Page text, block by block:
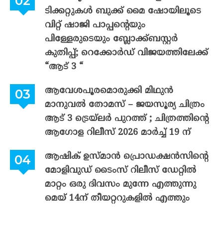
ടിക്കറ്റുകൾ ബുക്ക് മൈ ഷോയിലൂടെ
വിറ്റ് ഷാജി പാപ്പന്റെയും
പിള്ളേരുടെയും ബ്ലോക്ക്ബസ്റ്റർ
കുതിപ്പ്; റെക്കോർഡ് വിജയത്തിലേക്ക്
“ആട് 3 “
ആവേശപൂരമൊരുക്കി മിഥുൻ
മാനുവൽ തോമസ് – ജയസൂര്യ ചിത്രം
ആട് 3 ട്രെയ്‌ലർ പുറത്ത് ; ചിത്രത്തിന്റെ
ആഗോള റിലീസ് 2026 മാർച്ച് 19 ന്
ആഷിക് ഉസ്മാൻ പ്രൊഡക്ഷൻസിന്റെ
മോളിവുഡ് ടൈംസ് റിലീസ് ഡേറ്റിൽ
മാറ്റം ഒരു ദിവസം മുന്നേ എത്തുന്നു
മെയ് 14ന് തീയറ്ററുകളിൽ എത്തും